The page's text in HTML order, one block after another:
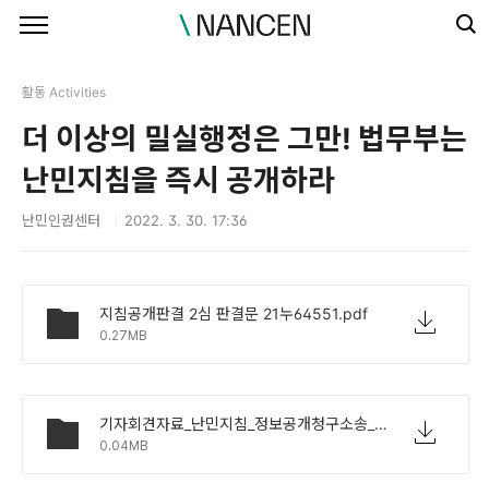
활동 Activities
더 이상의 밀실행정은 그만! 법무부는
난민지침을 즉시 공개하라
난민인권센터 2022. 3. 30. 17:36
지침공개판결 2심 판결문 21누64551.pdf
0.27MB
기자회견자료_난민지침_정보공개청구소송_선고_기자회견_20220330.docx
0.04MB